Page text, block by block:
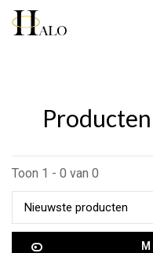
Toon 1 - 0 van 0
Nieuwste producten